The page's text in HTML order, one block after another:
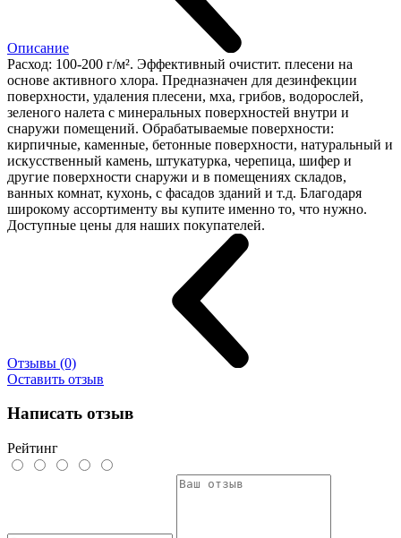
Описание
Расход: 100-200 г/м². Эффективный очистит. плесени на
основе активного хлора. Предназначен для дезинфекции
поверхности, удаления плесени, мха, грибов, водорослей,
зеленого налета с минеральных поверхностей внутри и
снаружи помещений. Обрабатываемые поверхности:
кирпичные, каменные, бетонные поверхности, натуральный и
искусственный камень, штукатурка, черепица, шифер и
другие поверхности снаружи и в помещениях складов,
ванных комнат, кухонь, с фасадов зданий и т.д. Благодаря
широкому ассортименту вы купите именно то, что нужно.
Доступные цены для наших покупателей.
Отзывы (0)
Оставить отзыв
Написать отзыв
Рейтинг